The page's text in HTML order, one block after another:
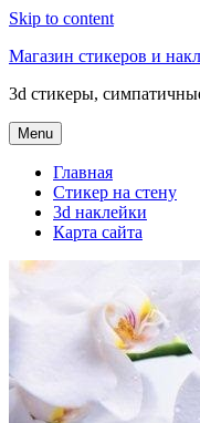
Skip to content
Магазин стикеров и
3d стикеры,
Menu
Главная
Стикер на стену
3d наклейки
Карта сайта